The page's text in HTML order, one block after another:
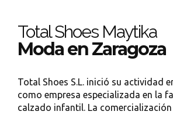
Total Shoes Maytika
Moda en Zaragoza
Total Shoes S.L. inició su actividad
como empresa especializada en la
calzado infantil. La